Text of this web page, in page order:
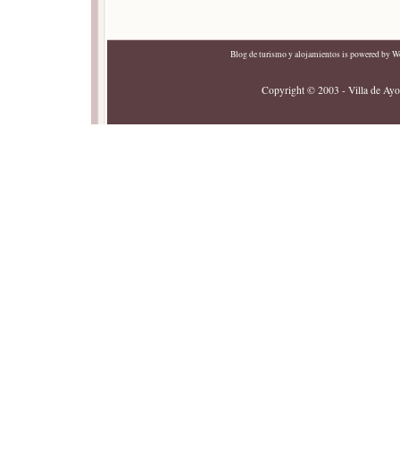
Blog de turismo y alojamientosis powered by
Copyright © 2003 - Villa de